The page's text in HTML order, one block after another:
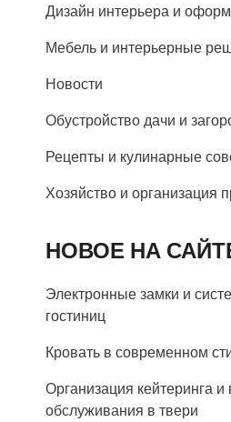
Дизайн интерьера и
Мебель и интерьерные
Новости
Обустройство дачи и
Рецепты и кулинарные
Хозяйство и организация
НОВОЕ НА
Электронные замки и
гостиниц
Кровать в современном
Организация кейтеринга и
обслуживания в твери